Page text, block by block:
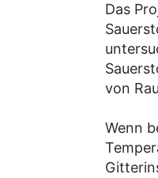
Das
von
Wenn